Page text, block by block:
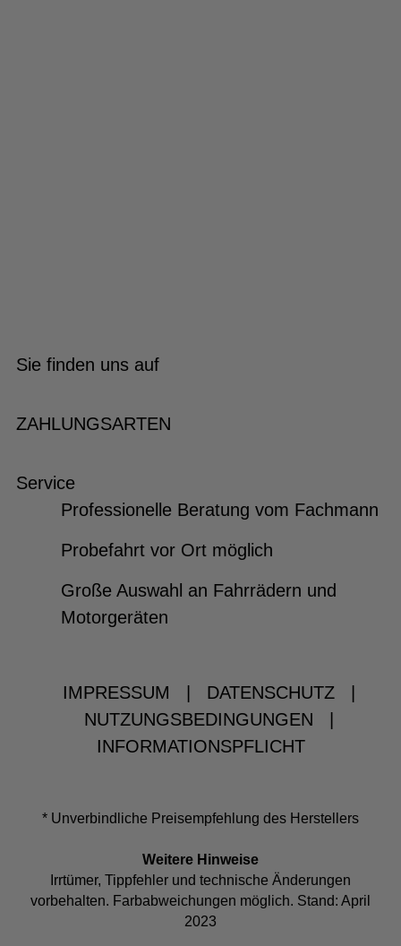
Sie finden uns auf
ZAHLUNGSARTEN
Service
Professionelle Beratung vom Fachmann
Probefahrt vor Ort möglich
Große Auswahl an Fahrrädern und
Motorgeräten
IMPRESSUM DATENSCHUTZ
NUTZUNGSBEDINGUNGEN
INFORMATIONSPFLICHT
* Unverbindliche Preisempfehlung des Herstellers
Weitere Hinweise
Irrtümer, Tippfehler und technische Änderungen
vorbehalten. Farbabweichungen möglich. Stand: April
2023